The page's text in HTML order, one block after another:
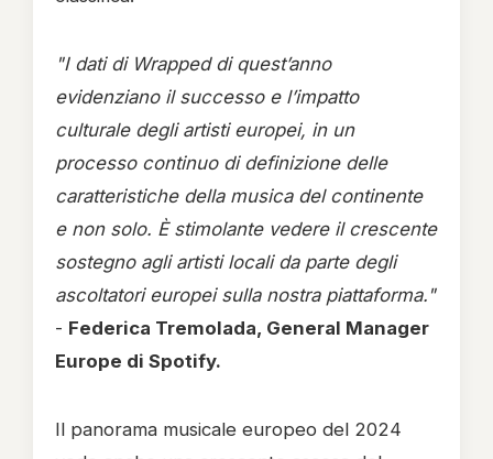
"I dati di Wrapped di quest’anno
evidenziano il successo e l’impatto
culturale degli artisti europei, in un
processo continuo di definizione delle
caratteristiche della musica del continente
e non solo. È stimolante vedere il crescente
sostegno agli artisti locali da parte degli
ascoltatori europei sulla nostra piattaforma."
- Federica Tremolada, General Manager
Europe di Spotify.
Il panorama musicale europeo del 2024